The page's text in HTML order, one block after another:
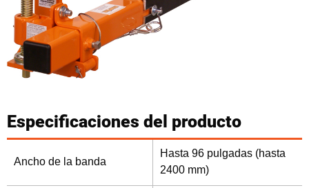
Especificaciones del producto
Ancho de la banda
Hasta 96 pulgadas (hasta
2400 mm)